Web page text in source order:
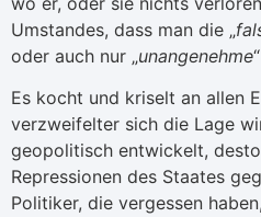
Umstandes, dass man die „
oder auch nur „unangenehme
Es kocht und kriselt an allen
verzweifelter sich die Lage
geopolitisch entwickelt,
Repressionen des Staates
Politiker, die vergessen